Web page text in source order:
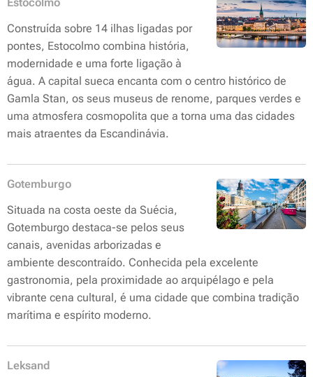
Construída sobre 14 ilhas ligadas por
pontes, Estocolmo combina história,
modernidade e uma forte ligação à
água. A capital sueca encanta com o centro histórico de
Gamla Stan, os seus museus de renome, parques verdes e
uma atmosfera cosmopolita que a torna uma das cidades
mais atraentes da Escandinávia.
Gotemburgo
Situada na costa oeste da Suécia,
Gotemburgo destaca-se pelos seus
canais, avenidas arborizadas e
ambiente descontraído. Conhecida pela excelente
gastronomia, pela proximidade ao arquipélago e pela
vibrante cena cultural, é uma cidade que combina tradição
marítima e espírito moderno.
Leksand